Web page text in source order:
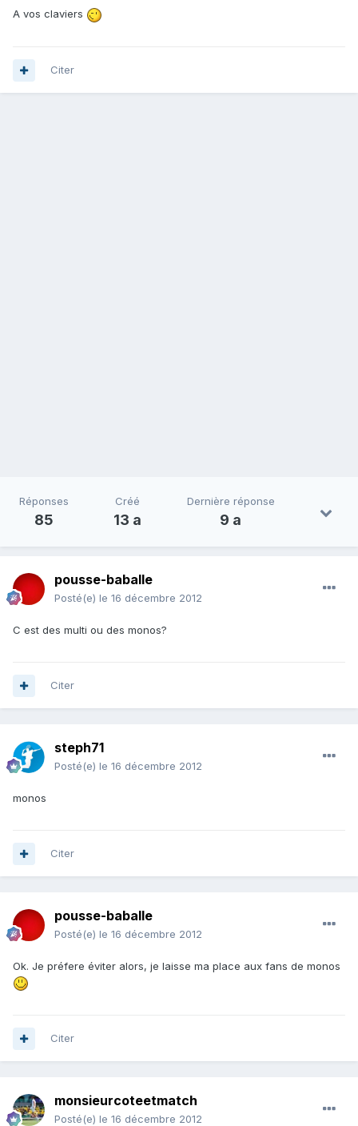
A vos claviers
Citer
Réponses
85
Créé
13 a
Dernière réponse
9 a
pousse-baballe
Posté(e) le 16 décembre 2012
C est des multi ou des monos?
Citer
steph71
Posté(e) le 16 décembre 2012
monos
Citer
pousse-baballe
Posté(e) le 16 décembre 2012
Ok. Je préfere éviter alors, je laisse ma place aux fans de monos
Citer
monsieurcoteetmatch
Posté(e) le 16 décembre 2012